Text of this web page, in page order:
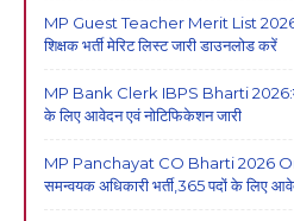
MP Guest Teacher Merit List
शिक्षक भर्ती मेरिट लिस्ट जारी डाउनलोड करें
MP Bank Clerk IBPS Bharti
के लिए आवेदन एवं नोटिफिकेशन जारी
MP Panchayat CO Bharti 2026
समन्वयक अधिकारी भर्ती,365 पदों के लिए